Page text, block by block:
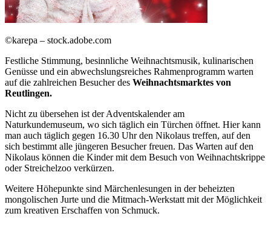
©karepa – stock.adobe.com
Festliche Stimmung, besinnliche Weihnachtsmusik, kulinarischen
Genüsse und ein abwechslungsreiches Rahmenprogramm warten
auf die zahlreichen Besucher des Weihnachtsmarktes von
Reutlingen.
Nicht zu übersehen ist der Adventskalender am
Naturkundemuseum, wo sich täglich ein Türchen öffnet. Hier kann
man auch täglich gegen 16.30 Uhr den Nikolaus treffen, auf den
sich bestimmt alle jüngeren Besucher freuen. Das Warten auf den
Nikolaus können die Kinder mit dem Besuch von Weihnachtskrippe
oder Streichelzoo verkürzen.
Weitere Höhepunkte sind Märchenlesungen in der beheizten
mongolischen Jurte und die Mitmach-Werkstatt mit der Möglichkeit
zum kreativen Erschaffen von Schmuck.